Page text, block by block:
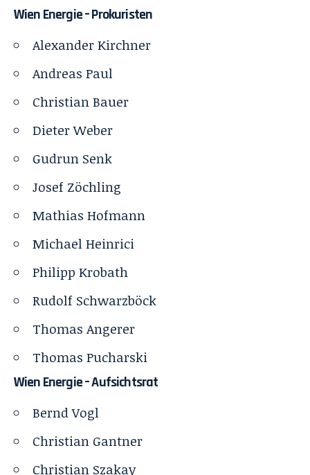
Wien Energie – Prokuristen
Alexander Kirchner
Andreas Paul
Christian Bauer
Dieter Weber
Gudrun Senk
Josef Zöchling
Mathias Hofmann
Michael Heinrici
Philipp Krobath
Rudolf Schwarzböck
Thomas Angerer
Thomas Pucharski
Wien Energie – Aufsichtsrat
Bernd Vogl
Christian Gantner
Christian Szakay